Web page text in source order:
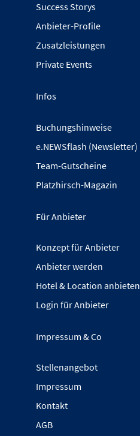
Success Storys
Anbieter-Profile
Zusatzleistungen
Private Events
Infos
Buchungshinweise
e.NEWSflash (Newsletter)
Team-Gutscheine
Platzhirsch-Magazin
Für Anbieter
Konzept für Anbieter
Anbieter werden
Hotel & Location anbieten
Login für Anbieter
Impressum & Co
Stellenangebot
Impressum
Kontakt
AGB